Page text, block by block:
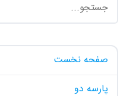
صفحه نخست
پارسه دو